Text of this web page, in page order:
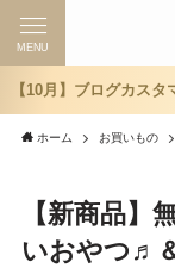
MENU
【10月】ブログカス
ホーム お買いもの
【新商品】
いおやつ♬